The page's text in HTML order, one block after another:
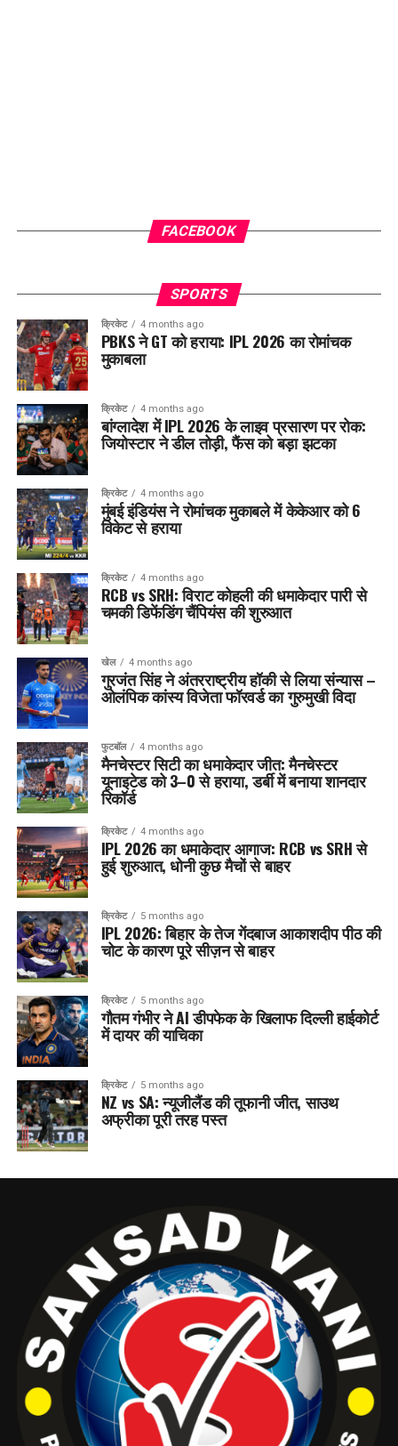
FACEBOOK
SPORTS
क्रिकेट 4 months ago
PBKS ने GT को हराया: IPL 2026 का रोमांचक
मुकाबला
क्रिकेट 4 months ago
बांग्लादेश में IPL 2026 के लाइव प्रसारण पर रोक:
जियोस्टार ने डील तोड़ी, फैंस को बड़ा झटका
क्रिकेट 4 months ago
मुंबई इंडियंस ने रोमांचक मुकाबले में केकेआर को 6
विकेट से हराया
क्रिकेट 4 months ago
RCB vs SRH: विराट कोहली की धमाकेदार पारी से
चमकी डिफेंडिंग चैंपियंस की शुरुआत
खेल 4 months ago
गुरजंत सिंह ने अंतरराष्ट्रीय हॉकी से लिया संन्यास –
ओलंपिक कांस्य विजेता फॉरवर्ड का गुरुमुखी विदा
फुटबॉल 4 months ago
मैनचेस्टर सिटी का धमाकेदार जीत: मैनचेस्टर
यूनाइटेड को 3–0 से हराया, डर्बी में बनाया शानदार
रिकॉर्ड
क्रिकेट 4 months ago
IPL 2026 का धमाकेदार आगाज: RCB vs SRH से
हुई शुरुआत, धोनी कुछ मैचों से बाहर
क्रिकेट 5 months ago
IPL 2026: बिहार के तेज गेंदबाज आकाशदीप पीठ की
चोट के कारण पूरे सीज़न से बाहर
क्रिकेट 5 months ago
गौतम गंभीर ने AI डीपफेक के खिलाफ दिल्ली हाईकोर्ट
में दायर की याचिका
क्रिकेट 5 months ago
NZ vs SA: न्यूजीलैंड की तूफानी जीत, साउथ
अफ्रीका पूरी तरह पस्त